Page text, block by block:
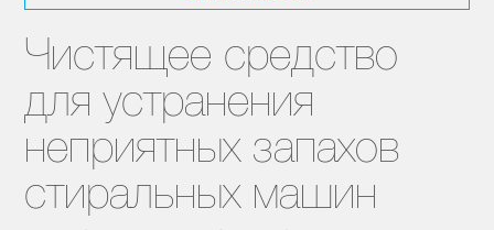
Чистящее средство
для устранения
неприятных запахов
стиральных машин